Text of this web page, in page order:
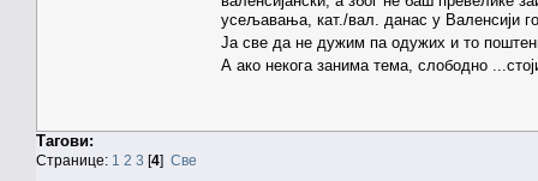
усељавања, кат./вал. данас у Валенсији
Ја све да не дужим па одужих и то
А ако некога занима тема, слободно
Тагови:
Странице: 1 2 3 [4] Све